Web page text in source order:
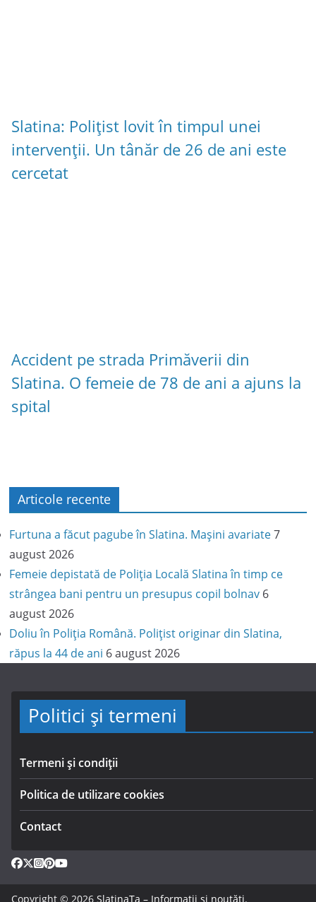
Slatina: Polițist lovit în timpul unei
intervenții. Un tânăr de 26 de ani este
cercetat
Accident pe strada Primăverii din
Slatina. O femeie de 78 de ani a ajuns la
spital
Articole recente
Furtuna a făcut pagube în Slatina. Mașini avariate 7
august 2026
Femeie depistată de Poliția Locală Slatina în timp ce
strângea bani pentru un presupus copil bolnav 6
august 2026
Doliu în Poliția Română. Polițist originar din Slatina,
răpus la 44 de ani 6 august 2026
Politici și termeni
Termeni și condiții
Politica de utilizare cookies
Contact
Copyright © 2026 SlatinaTa – Informații și noutăți.